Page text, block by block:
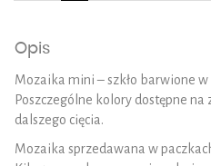
Opis
Mozaika mini – szkło barwione w
Poszczególne kolory dostępne
dalszego cięcia.
Mozaika sprzedawana w